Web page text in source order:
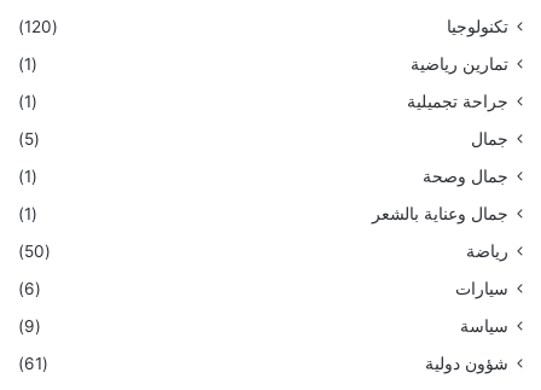
تكنولوجيا
(120)
تمارين رياضية
(1)
جراحة تجميلية
(1)
جمال
(5)
جمال وصحة
(1)
جمال وعناية بالشعر
(1)
رياضة
(50)
سيارات
(6)
سياسة
(9)
شؤون دولية
(61)